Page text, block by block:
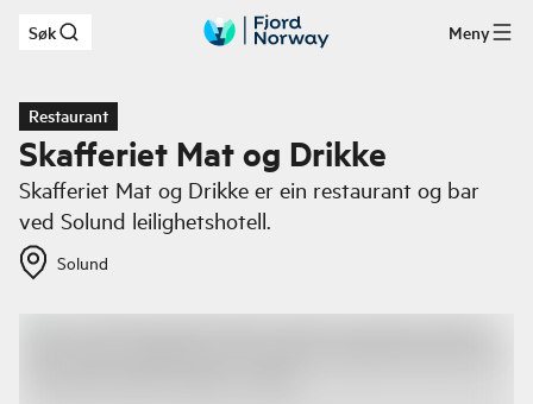
Hopp til hovedinnhold
Søk Meny
Restaurant
Skafferiet Mat og Drikke
Skafferiet Mat og Drikke er ein restaurant og bar
ved Solund leilighetshotell.
Solund